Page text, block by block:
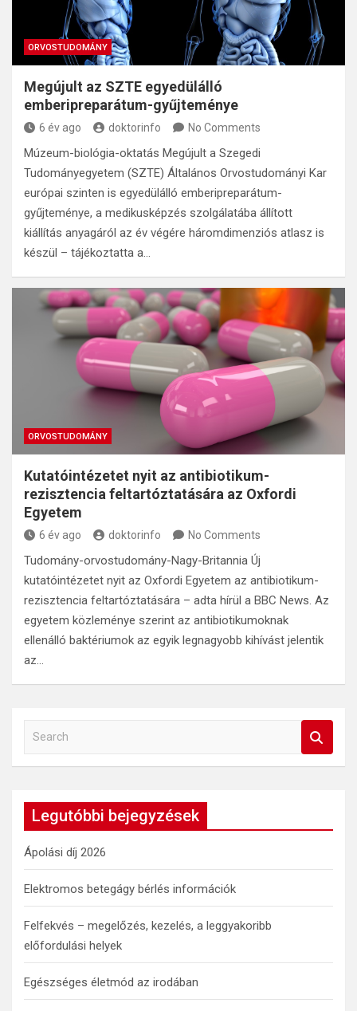
ORVOSTUDOMÁNY
Megújult az SZTE egyedülálló
emberipreparátum-gyűjteménye
6 év ago doktorinfo No Comments
Múzeum-biológia-oktatás Megújult a Szegedi
Tudományegyetem (SZTE) Általános Orvostudományi Kar
európai szinten is egyedülálló emberipreparátum-
gyűjteménye, a medikusképzés szolgálatába állított
kiállítás anyagáról az év végére háromdimenziós atlasz is
készül – tájékoztatta a…
ORVOSTUDOMÁNY
Kutatóintézetet nyit az antibiotikum-
rezisztencia feltartóztatására az Oxfordi
Egyetem
6 év ago doktorinfo No Comments
Tudomány-orvostudomány-Nagy-Britannia Új
kutatóintézetet nyit az Oxfordi Egyetem az antibiotikum-
rezisztencia feltartóztatására – adta hírül a BBC News. Az
egyetem közleménye szerint az antibiotikumoknak
ellenálló baktériumok az egyik legnagyobb kihívást jelentik
az…
a
h
Legutóbbi bejegyzések
Ápolási díj 2026
Elektromos betegágy bérlés információk
Felfekvés – megelőzés, kezelés, a leggyakoribb
előfordulási helyek
Egészséges életmód az irodában